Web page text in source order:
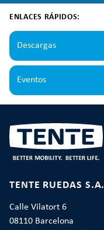
ENLACES RÁPIDOS:
Descargas
Eventos
TENTE RUEDAS S.A.
Calle Vilatort 6
08110 Barcelona